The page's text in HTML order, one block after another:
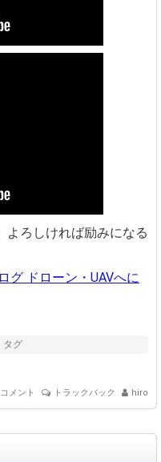
よろしければ励みになる
に
タグ
コメント トラックバック hiro